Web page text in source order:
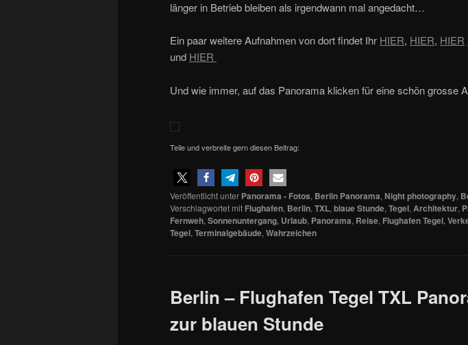
länger in Betrieb bleiben als irgendwann mal angedacht…
Ein paar weitere Aufnahmen von dort findet Ihr HIER, HIER, HIER
und HIER
Und wie immer, auf das Panorama klicken für eine schön grosse
Teile und verbreite gern diesen Beitrag:
Veröffentlicht unter Panorama - Fotos, Berlin Panorama, Night photography,
Verschlagwortet mit Flughafen, Berlin, TXL, blaue Stunde, Tegel, Architektur,
Fernweh, Sonnenuntergang, Urlaub, Panorama, Reise, Flughafen Tegel,
Tegel, Terminalgebäude, Wahrzeichen
Berlin – Flughafen Tegel TXL
zur blauen Stunde